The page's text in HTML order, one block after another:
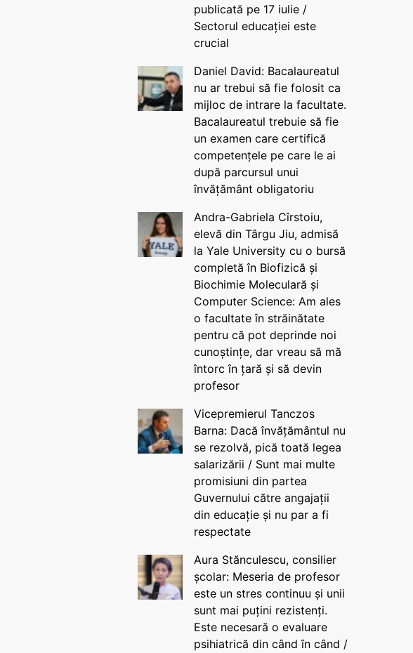
publicată pe 17 iulie /
Sectorul educației este
crucial
Daniel David: Bacalaureatul
nu ar trebui să fie folosit ca
mijloc de intrare la facultate.
Bacalaureatul trebuie să fie
un examen care certifică
competențele pe care le ai
după parcursul unui
învățământ obligatoriu
Andra-Gabriela Cîrstoiu,
elevă din Târgu Jiu, admisă
la Yale University cu o bursă
completă în Biofizică și
Biochimie Moleculară și
Computer Science: Am ales
o facultate în străinătate
pentru că pot deprinde noi
cunoștințe, dar vreau să mă
întorc în țară și să devin
profesor
Vicepremierul Tanczos
Barna: Dacă învățământul nu
se rezolvă, pică toată legea
salarizării / Sunt mai multe
promisiuni din partea
Guvernului către angajații
din educație și nu par a fi
respectate
Aura Stănculescu, consilier
școlar: Meseria de profesor
este un stres continuu și unii
sunt mai puțini rezistenți.
Este necesară o evaluare
psihiatrică din când în când /